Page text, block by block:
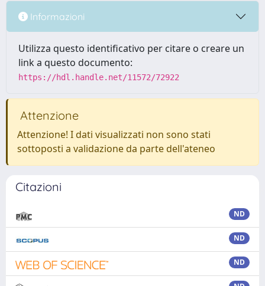
Informazioni
Utilizza questo identificativo per citare o creare un
link a questo documento:
https://hdl.handle.net/11572/72922
Attenzione
Attenzione! I dati visualizzati non sono stati
sottoposti a validazione da parte dell'ateneo
Citazioni
ND
ND
ND